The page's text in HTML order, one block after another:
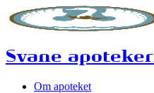
Svane
Om apoteket